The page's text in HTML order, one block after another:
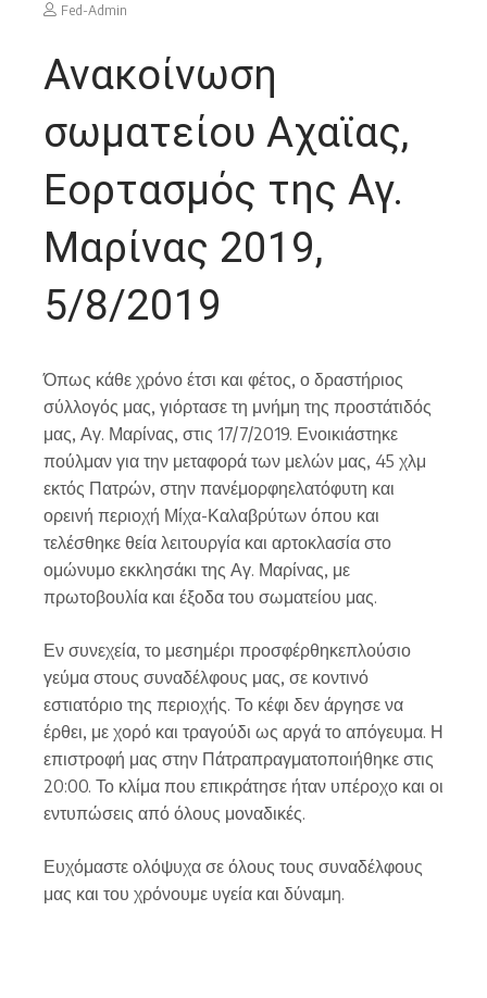
Fed-Admin
Ανακοίνωση
σωματείου Αχαϊας,
Εορτασμός της Αγ.
Μαρίνας 2019,
5/8/2019
Όπως κάθε χρόνο έτσι και φέτος, ο δραστήριος
σύλλογός μας, γιόρτασε τη μνήμη της προστάτιδός
μας, Αγ. Μαρίνας, στις 17/7/2019. Ενοικιάστηκε
πούλμαν για την μεταφορά των μελών μας, 45 χλμ
εκτός Πατρών, στην πανέμορφηελατόφυτη και
ορεινή περιοχή Μίχα-Καλαβρύτων όπου και
τελέσθηκε θεία λειτουργία και αρτοκλασία στο
ομώνυμο εκκλησάκι της Αγ. Μαρίνας, με
πρωτοβουλία και έξοδα του σωματείου μας.
Εν συνεχεία, το μεσημέρι προσφέρθηκεπλούσιο
γεύμα στους συναδέλφους μας, σε κοντινό
εστιατόριο της περιοχής. Το κέφι δεν άργησε να
έρθει, με χορό και τραγούδι ως αργά το απόγευμα. Η
επιστροφή μας στην Πάτραπραγματοποιήθηκε στις
20:00. Το κλίμα που επικράτησε ήταν υπέροχο και οι
εντυπώσεις από όλους μοναδικές.
Ευχόμαστε ολόψυχα σε όλους τους συναδέλφους
μας και του χρόνουμε υγεία και δύναμη.